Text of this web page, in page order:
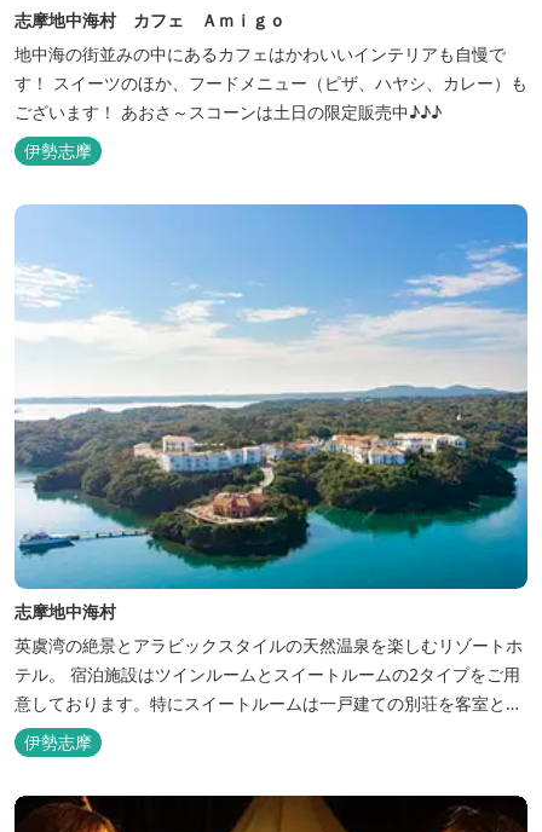
志摩地中海村 カフェ Ａｍｉｇｏ
地中海の街並みの中にあるカフェはかわいいインテリアも自慢で
す！ スイーツのほか、フードメニュー（ピザ、ハヤシ、カレー）も
ございます！ あおさ～スコーンは土日の限定販売中♪♪♪
伊勢志摩
志摩地中海村
英虞湾の絶景とアラビックスタイルの天然温泉を楽しむリゾートホ
テル。 宿泊施設はツインルームとスイートルームの2タイプをご用
意しております。特にスイートルームは一戸建ての別荘を客室とし
てリニューアル♪120平米の驚きの広さとこだわりの調度品が自慢
です！ スペイン１ツ星レストランと提携したレストランでのお食事
も楽しみのひとつです。 また、日帰りプランでは、クラフト体験工
房にてモザイクタイル...
伊勢志摩